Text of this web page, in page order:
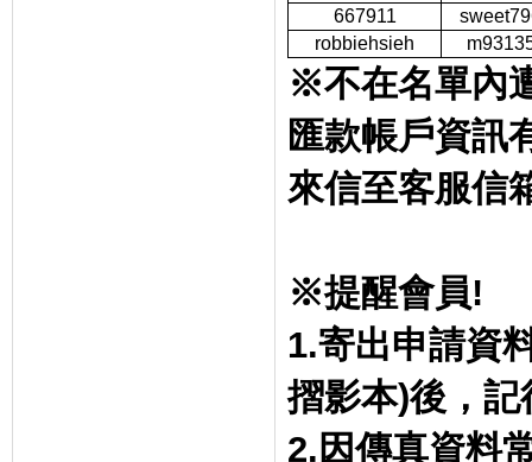
667911
robbiehsieh
※不在名單內
匯款帳戶資訊
來信至客服信
※提醒會員!
1.寄出申請資
摺影本)後，記
2. 因傳真資料